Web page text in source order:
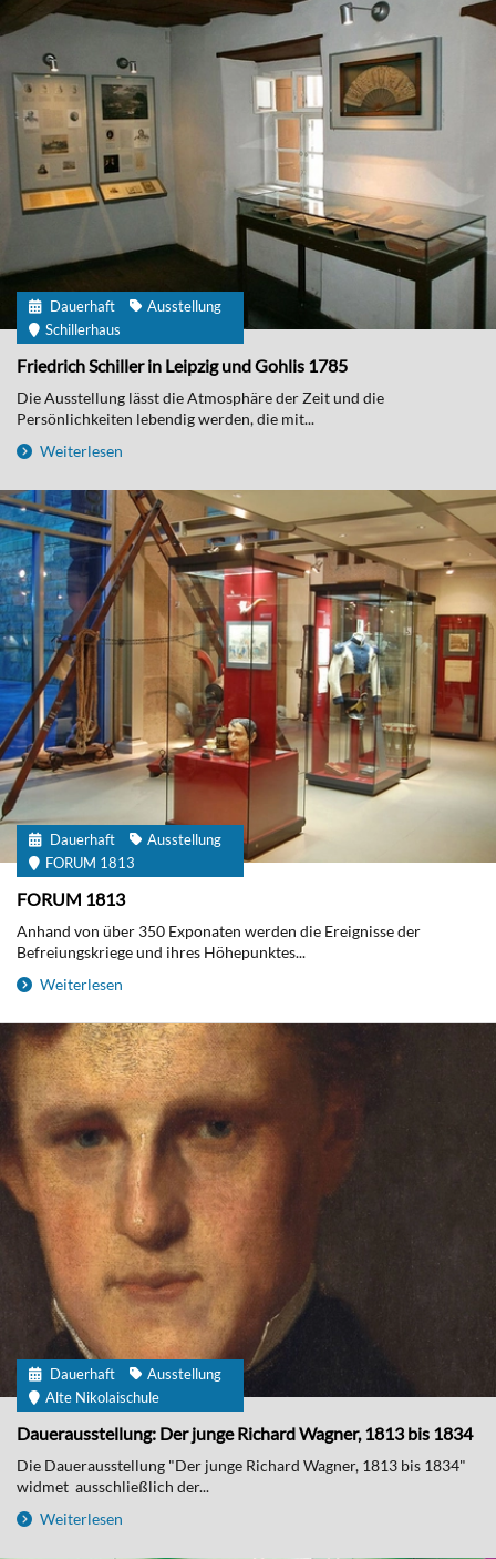
Dauerhaft
Ausstellung
Schillerhaus
Friedrich Schiller in Leipzig und Gohlis 1785
Die Ausstellung lässt die Atmosphäre der Zeit und die
Persönlichkeiten lebendig werden, die mit...
Weiterlesen
Dauerhaft
Ausstellung
FORUM 1813
FORUM 1813
Anhand von über 350 Exponaten werden die Ereignisse der
Befreiungskriege und ihres Höhepunktes...
Weiterlesen
Dauerhaft
Ausstellung
Alte Nikolaischule
Dauerausstellung: Der junge Richard Wagner, 1813 bis 1834
Die Dauerausstellung "Der junge Richard Wagner, 1813 bis 1834"
widmet ausschließlich der...
Weiterlesen